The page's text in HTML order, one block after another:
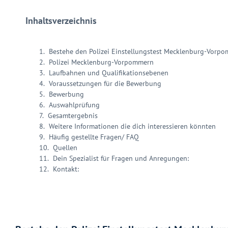
Inhaltsverzeichnis
Bestehe den Polizei Einstellungstest Mecklenburg-
Polizei Mecklenburg-Vorpommern
Laufbahnen und Qualifikationsebenen
Voraussetzungen für die Bewerbung
Bewerbung
Auswahlprüfung
Gesamtergebnis
Weitere Informationen die dich interessieren könnten
Häufig gestellte Fragen/ FAQ
Quellen
Dein Spezialist für Fragen und Anregungen:
Kontakt: